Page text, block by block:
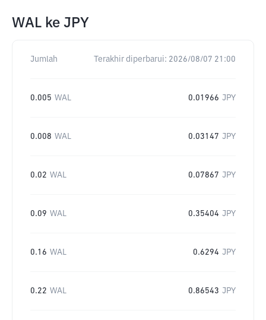
WAL ke JPY
Jumlah Terakhir diperbarui: 2026/08/07 21:00
0.005 WAL 0.01966 JPY
0.008 WAL 0.03147 JPY
0.02 WAL 0.07867 JPY
0.09 WAL 0.35404 JPY
0.16 WAL 0.6294 JPY
0.22 WAL 0.86543 JPY